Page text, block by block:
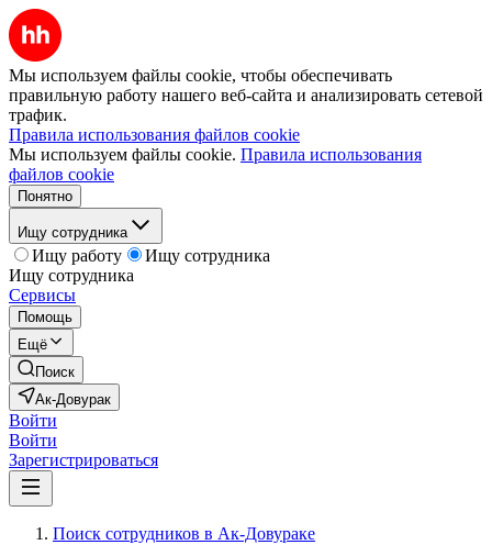
Мы используем файлы cookie, чтобы обеспечивать
правильную работу нашего веб-сайта и анализировать сетевой
трафик.
Правила использования файлов cookie
Мы используем файлы cookie. Правила использования
файлов cookie
Понятно
Ищу сотрудника
Ищу работу
Ищу сотрудника
Ищу сотрудника
Сервисы
Помощь
Ещё
Поиск
Ак-Довурак
Войти
Войти
Зарегистрироваться
Поиск сотрудников в Ак-Довураке